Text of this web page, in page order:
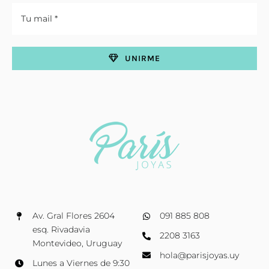
Av. Gral Flores 2604
esq. Rivadavia
Montevideo, Uruguay
Lunes a Viernes de 9:30
091 885 808
2208 3163
hola@parisjoyas.uy
UNIRME